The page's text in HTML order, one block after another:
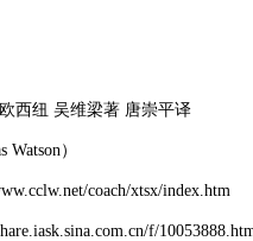
西纽 吴维梁著 唐崇平译
）
coach/xtsx/index.htm
f/